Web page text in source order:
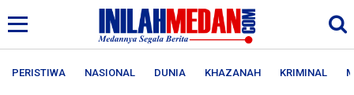
PERISTIWA NASIONAL DUNIA KHAZANAH KRIMINAL